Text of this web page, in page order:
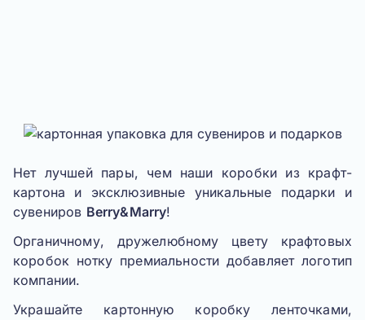
Нет лучшей пары, чем наши коробки из крафт-
картона и эксклюзивные уникальные подарки и
сувениров Berry&Marry!
Органичному, дружелюбному цвету крафтовых
коробок нотку премиальности добавляет логотип
компании.
Украшайте картонную коробку ленточками,